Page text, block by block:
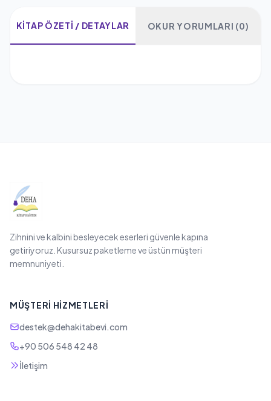
KITAP ÖZETI / DETAYLAR OKUR YORUMLARI (0)
Zihnini ve kalbini besleyecek eserleri güvenle kapına
getiriyoruz. Kusursuz paketleme ve üstün müşteri
memnuniyeti.
MÜŞTERI HIZMETLERI
destek@dehakitabevi.com
+90 506 548 42 48
İletişim